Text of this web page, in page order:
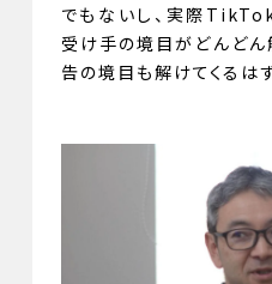
でもないし、実際
受け手の境目がどんどん
告の境目も解けてくるはず